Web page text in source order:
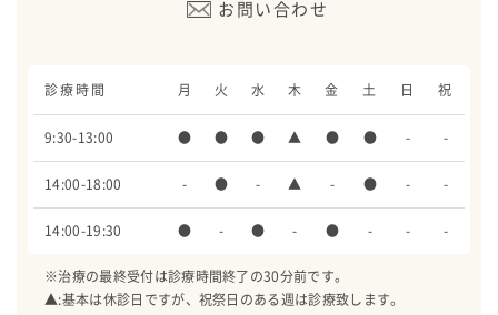
お問い合わせ
診療時間 月 火 水 木 金 土 日 祝
9:30-13:00 ● ● ● ▲ ● ● - -
14:00-18:00 - ● - ▲ - ● - -
14:00-19:30 ● - ● - ● - - -
※治療の最終受付は診療時間終了の30分前です。
▲:基本は休診日ですが、祝祭日のある週は診療致します。